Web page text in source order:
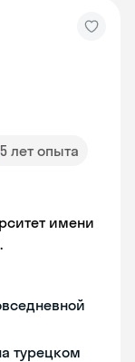
5 лет опыта
имени
турецком